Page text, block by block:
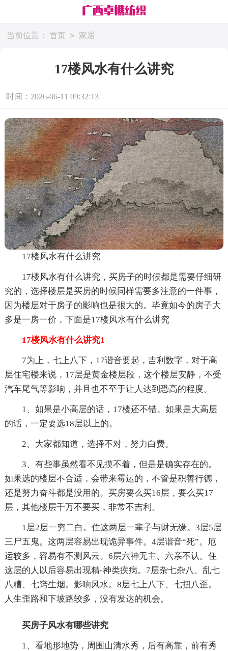
当前位置： 首页 > 家居
17楼风水有什么讲究
时间：2026-06-11 09:32:13
17楼风水有什么讲究
17楼风水有什么讲究，买房子的时候都是需要仔细研
究的，选择楼层是买房的时候同样需要多注意的一件事，
因为楼层对于房子的影响也是很大的。毕竟如今的房子大
多是一房一价，下面是17楼风水有什么讲究
17楼风水有什么讲究1
7为上，七上八下，17谐音要起，吉利数字，对于高
层住宅楼来说，17层是黄金楼层段，这个楼层安静，不受
汽车尾气等影响，并且也不至于让人达到恐高的程度。
1、如果是小高层的话，17楼还不错。如果是大高层
的话，一定要选18层以上的。
2、大家都知道，选择不对，努力白费。
3、有些事虽然看不见摸不着，但是是确实存在的。
如果选的楼层不合适，会带来霉运的，不管是积善行德，
还是努力奋斗都是没用的。买房要么买16层，要么买17
层，其他楼层千万不要买，非常不吉利。
1层2层一穷二白。住这两层一辈子与财无缘。3层5层
三尸五鬼。这两层容易出现诡异事件。4层谐音“死”。厄
运较多，容易有不测风云。6层六神无主、六亲不认。住
这层的人以后容易出现精-神类疾病。7层杂七杂八、乱七
八糟、七窍生烟。影响风水。8层七上八下、七扭八歪。
人生歪路和下坡路较多，没有发达的机会。
买房子风水有哪些讲究
1、看地形地势，周围山清水秀，后有高靠，前有秀